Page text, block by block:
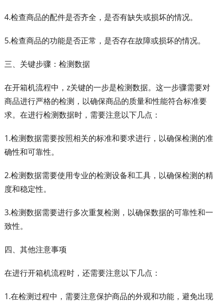
4.检查商品的配件是否齐全，是否有缺失或损坏的情况。
5.检查商品的功能是否正常，是否存在故障或损坏的情况。
三、关键步骤：检测数据
在开箱机流程中，z关键的一步是检测数据。这一步骤需要对
商品进行严格的检测，以确保商品的质量和性能符合标准要
求。在进行检测数据时，需要注意以下几点：
1.检测数据需要按照相关的标准和要求进行，以确保检测的准
确性和可靠性。
2.检测数据需要使用专业的检测设备和工具，以确保检测的精
度和稳定性。
3.检测数据需要进行多次重复检测，以确保数据的可靠性和一
致性。
四、其他注意事项
在进行开箱机流程时，还需要注意以下几点：
1.在检测过程中，需要注意保护商品的外观和功能，避免出现